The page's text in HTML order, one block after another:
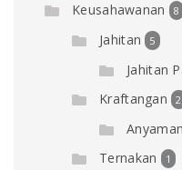
Keusahawanan 8
Jahitan 5
Jahitan
Kraftangan 2
Anyaman
Ternakan 1